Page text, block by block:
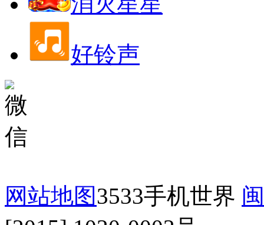
好铃声
网站地图3533手机世界